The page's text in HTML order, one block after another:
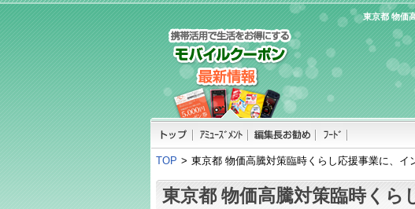
東京都 物価
TOP > 東京都 物価高騰対策臨時くらし応援事業に、
東京都 物価高騰対策臨時くら